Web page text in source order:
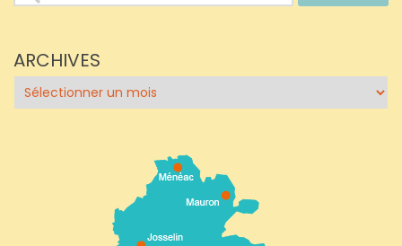
ARCHIVES
Archives